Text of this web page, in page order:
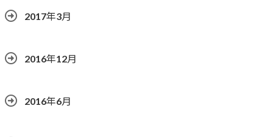
2017年3月
2016年12月
2016年6月